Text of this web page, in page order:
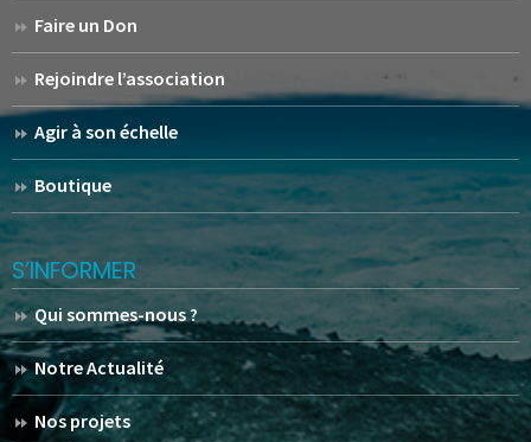
Faire un Don
Rejoindre l’association
Agir à son échelle
Boutique
S’INFORMER
Qui sommes-nous ?
Notre Actualité
Nos projets